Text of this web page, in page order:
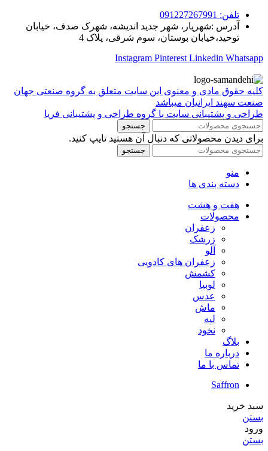
تلفن: 091227267991
آدرس :شهریار، شهر جدید اندیشه، شهرک صدف، خیابان
توحید،خیابان بوستان، سوم شرقی، پلاک 4
Instagram Pinterest Linkedin Whatsapp
کلیه حقوق مادی و معنوی این سایت متعلق به گروه صنعتی جهان
صنعت سهند ایرانیان میباشد
طراحی و پشتیبانی سایت با گروه طراحی و پشتیبانی فریا
جستجو
برای دیدن محصولاتی که دنبال آن هستید تایپ کنید.
جستجو
منو
دسته بندی ها
هفت و هشت
محصولات
زعفران
زرشک
آلو
زعفران های کادویی
کشمش
لوبیا
عدس
ماش
لپه
نخود
بلاگ
درباره ما
تماس با ما
Saffron
سبد خرید
بستن
ورود
بستن